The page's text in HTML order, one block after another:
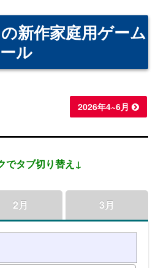
新作家庭用ゲーム
ル
2026年4~6月
でタブ切り替え↓
2月 3月